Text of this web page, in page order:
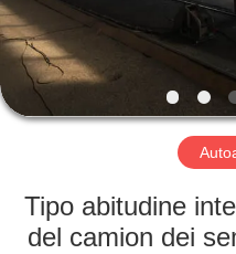
SU
DI
NOI
ALLA
FABBRICA
Tipo abitudine
del camion dei